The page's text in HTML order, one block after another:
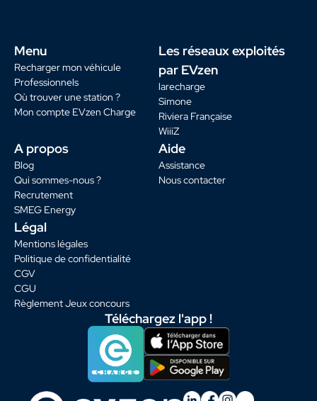
Menu
Recharger mon véhicule
Professionnels
Où trouver une station ?
Mon compte EVzen Charge
Les réseaux exploités
par EVzen
larecharge
Simone
Riviera Française
WiiiZ
A propos
Blog
Qui sommes-nous ?
Recrutement
SMEG Energy
Aide
Assistance
Nous contacter
Légal
Mentions légales
Politique de confidentialité
CGV
CGU
Règlement Jeux concours
Téléchargez l'app !